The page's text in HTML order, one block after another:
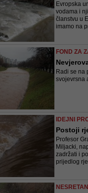
Evropska
vodama i
članstvu u
imamo na
FOND ZA
Radi se na
svojevrsna
IDEJNI
Postoji
Profesor
Miljacki,
zadržati i
prijedlog